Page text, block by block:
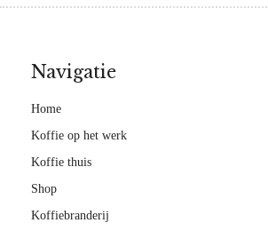
Navigatie
Home
Koffie op het werk
Koffie thuis
Shop
Koffiebranderij